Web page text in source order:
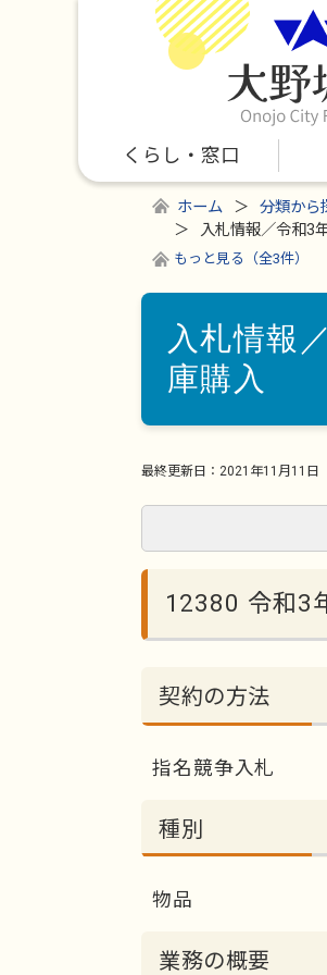
くらし・窓口
ホーム 分類から
入札情報／令和3
もっと見る（全3件）
入札情報
庫購入
最終更新日： 2021年11月11日
12380 令和3
契約の方法
指名競争入札
種別
物品
業務の概要